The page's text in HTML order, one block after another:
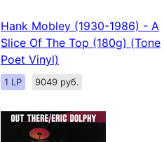
Hank Mobley (1930-1986) - A
Slice Of The Top (180g) (Tone
Poet Vinyl)
1 LP 9049 руб.